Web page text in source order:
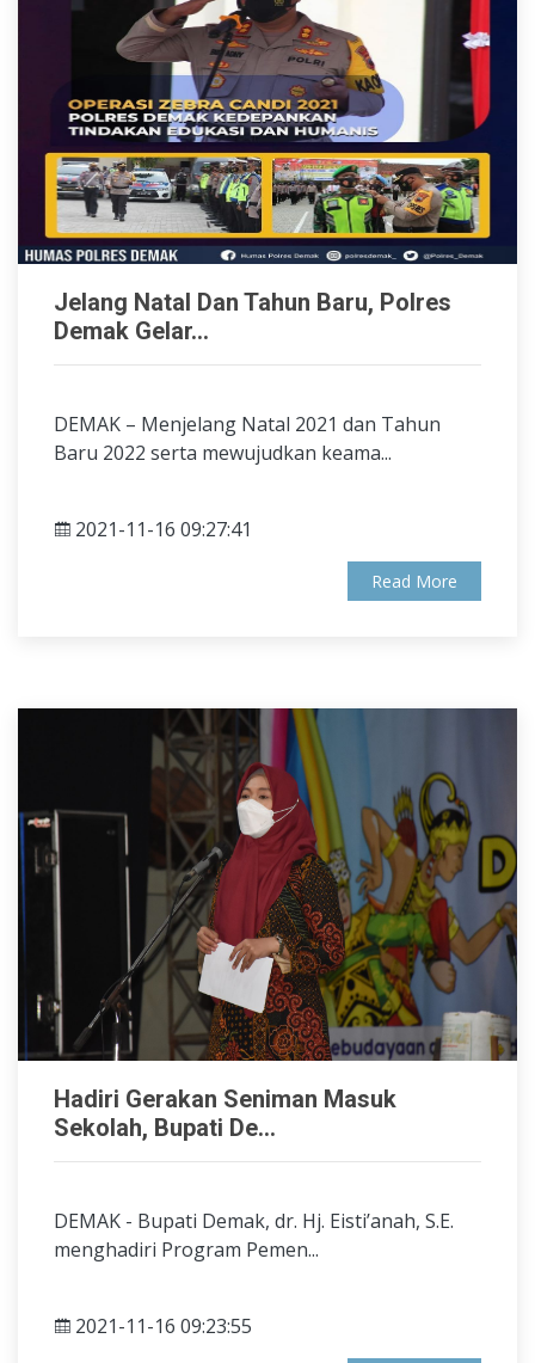
Jelang Natal Dan Tahun Baru, Polres
Demak Gelar...
DEMAK – Menjelang Natal 2021 dan Tahun
Baru 2022 serta mewujudkan keama...
2021-11-16 09:27:41
Read More
Hadiri Gerakan Seniman Masuk
Sekolah, Bupati De...
DEMAK - Bupati Demak, dr. Hj. Eisti’anah, S.E.
menghadiri Program Pemen...
2021-11-16 09:23:55